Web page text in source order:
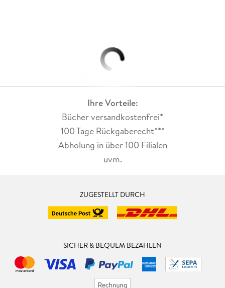
Ihre Vorteile:
Bücher versandkostenfrei*
100 Tage Rückgaberecht***
Abholung in über 100 Filialen
uvm.
ZUGESTELLT DURCH
SICHER & BEQUEM BEZAHLEN